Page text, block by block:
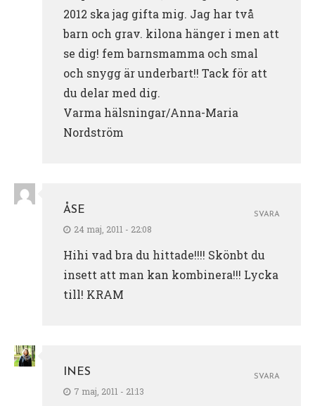
2012 ska jag gifta mig. Jag har två
barn och grav. kilona hänger i men att
se dig! fem barnsmamma och smal
och snygg är underbart!! Tack för att
du delar med dig.
Varma hälsningar/Anna-Maria
Nordström
ÅSE
24 maj, 2011 - 22:08
Hihi vad bra du hittade!!!! Skönbt du
insett att man kan kombinera!!! Lycka
till! KRAM
SVARA
INES
7 maj, 2011 - 21:13
SVARA